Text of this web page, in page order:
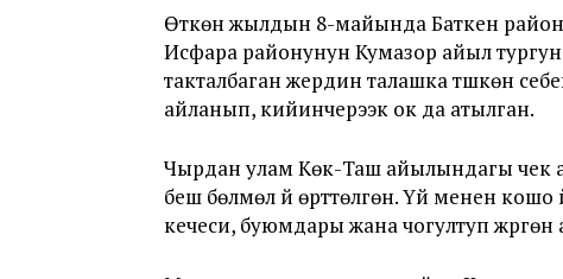
Өткөн жылдын 8-майында Баткен
Исфара районунун Кумазор айыл
такталбаган жердин талашка түшкөнү
айланып, кийинчерээк ок да атылган.
Чырдан улам Көк-Таш айылындагы чек
беш бөлмөлүү үйү өрттөлгөн. Үй менен
кечеси, буюмдары жана чогултуп